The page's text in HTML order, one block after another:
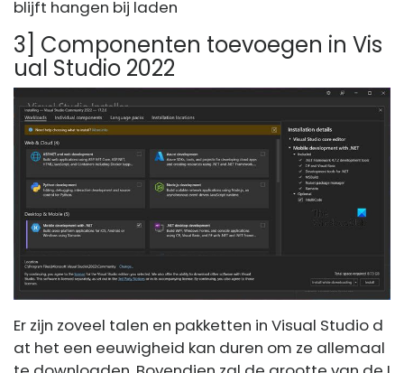
blijft hangen bij laden
3] Componenten toevoegen in Vis
ual Studio 2022
Er zijn zoveel talen en pakketten in Visual Studio d
at het een eeuwigheid kan duren om ze allemaal